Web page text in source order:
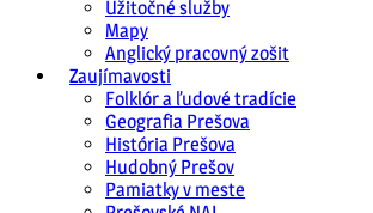
Užitočné služby
Mapy
Anglický pracovný zošit
Zaujímavosti
Folklór a ľudové tradície
Geografia Prešova
História Prešova
Hudobný Prešov
Pamiatky v meste